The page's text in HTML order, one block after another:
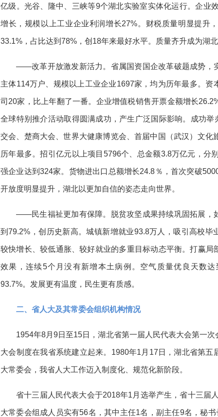
亿级。光谷、隆中、三峡等9个湖北实验室实体化运行。企业
增长，规模以上工业企业利润增长27%。财税质量明显提升
33.1%，占比达到78%，创18年来最好水平。质量齐升成为湖
——改革开放激发新活力。省属国资国企改革破题成势，
主体114万户、规模以上工业企业1697家，均为历年最多。
司20家，比上年翻了一番。企业增值税销售开票金额增长
全球特别推介活动取得圆满成功，产生广泛国际影响。成功
交会、楚商大会、世界大健康博览会、首届中国（武汉）文化
历年最多。招引亿元以上项目5796个、总金额3.8万亿元，分
强企业达到324家。货物进出口总额增长24.8％，首次突破
开放度明显提升，湖北以更加自信的姿态走向世界。
——民生福祉更加有保障。脱贫攻坚成果持续巩固拓展，
到79.2%，创历史新高。城镇新增就业93.8万人，吸引高校毕
较快增长、较低通胀、较好就业的多重目标动态平衡。打赢
效果，连续5个月没有新增本土病例。空气质量优良天数
93.7%。发展更有温度，民生更有质感。
二、省人大及其常委会组织机构情况
1954年8月9日至15日，湖北省第一届人民代表大会第一
大会制度在我省系统建立起来。1980年1月17日，湖北省第
大常委会，我省人大工作迈入制度化、规范化新阶段。
省十三届人民代表大会于2018年1月选举产生，省十三届
大常委会组成人员实有56名，其中主任1名，副主任9名，秘